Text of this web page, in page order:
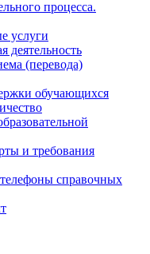
процесса.
услуги
деятельность
(перевода)
обучающихся
и требования
справочных